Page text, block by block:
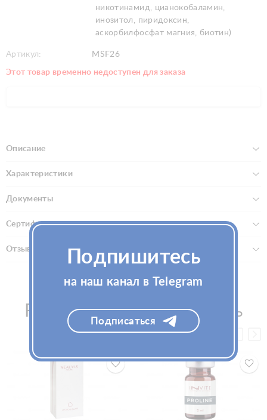
никотинамид, цианокобаламин,
инозитол, пиридоксин,
аскорбилфосфат магния, биотин)
Артикул: MSF26
Этот товар временно недоступен для заказа
Описание
Характеристики
Документы
Сертификаты
Отзывы (0)
Рекомендуем посмотреть
Подпишитесь
на наш канал в Telegram
Подписаться